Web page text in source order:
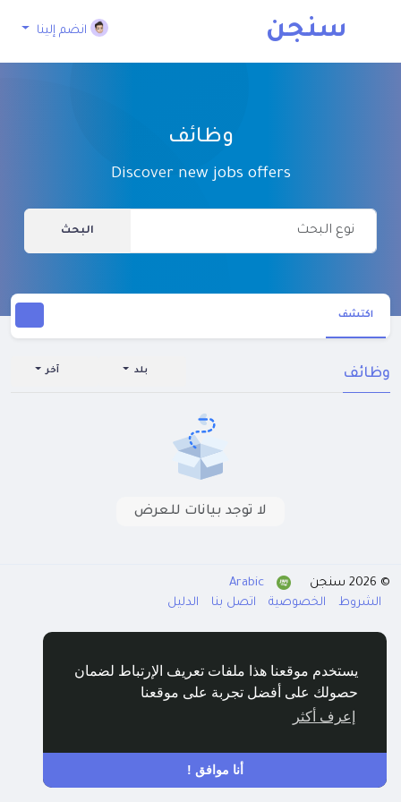
يستخدم موقعنا هذا ملفات تعريف الإرتباط لضمان
حصولك على أفضل تجربة على موقعنا
إعرف أكثر
أنا موافق !
سنجن انضم إلينا
وظائف
Discover new jobs offers
البحث
اكتشف
وظائف آخر بلد
لا توجد بيانات للعرض
© 2026 سنجن
Arabic
الشروط
الخصوصية اتصل بنا الدليل